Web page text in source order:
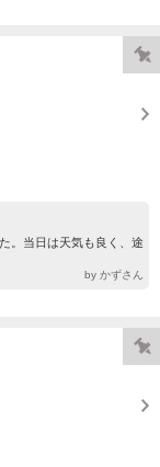
。当日は天気も良く、途
by かずさん